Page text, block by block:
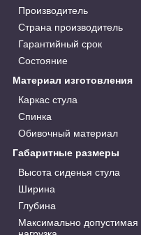
Производитель
Страна производитель
Гарантийный срок
Состояние
Материал изготовления
Каркас стула
Спинка
Обивочный материал
Габаритные размеры
Высота сиденья стула
Ширина
Глубина
Максимально допустимая